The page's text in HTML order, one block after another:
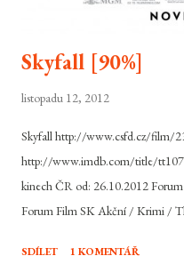
Skyfall [90%]
listopadu 12, 2012
Skyfall http://www.csfd.cz/film/
http://www.imdb.com/title/
kinech ČR od: 26.10.2012
Forum Film SK Akční / Krimi /
Wade, John Logan Hudba:
SDÍLET 1 KOMENTÁŘ